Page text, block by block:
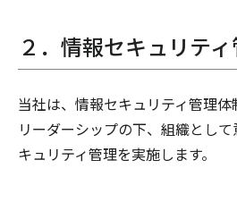
２．情報セキュリテ
当社は、情報セキュリティ管理
リーダーシップの下、組織とし
キュリティ管理を実施します。